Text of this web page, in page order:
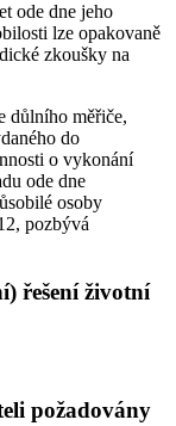
ode dne jeho
lze opakovaně
zkoušky na
důlního měřiče,
do
o vykonání
ode dne
osoby
pozbývá
řešení životní
požadovány